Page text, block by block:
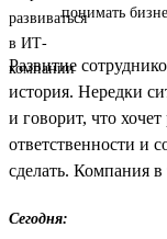
понимать
Развитие
история. Нередки
и говорит, что
ответственности и
сделать. Компания в
Сегодня: